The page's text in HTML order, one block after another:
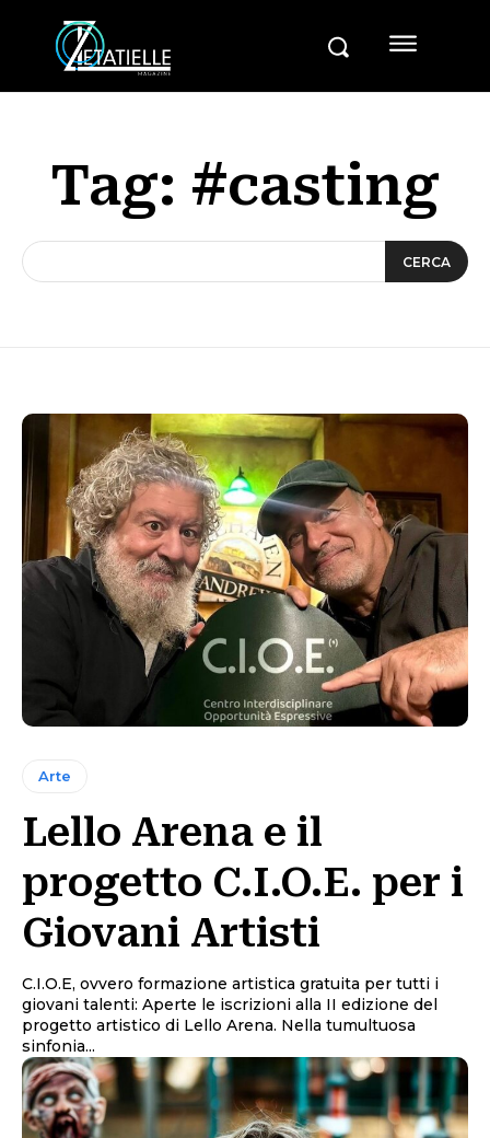
Tag: #casting
CERCA
Arte
Lello Arena e il
progetto C.I.O.E. per i
Giovani Artisti
C.I.O.E, ovvero formazione artistica gratuita per tutti i
giovani talenti: Aperte le iscrizioni alla II edizione del
progetto artistico di Lello Arena. Nella tumultuosa
sinfonia...